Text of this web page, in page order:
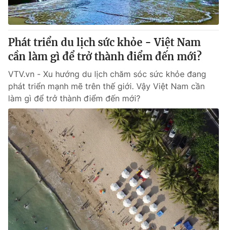
Phát triển du lịch sức khỏe - Việt Nam
cần làm gì để trở thành điểm đến mới?
VTV.vn - Xu hướng du lịch chăm sóc sức khỏe đang
phát triển mạnh mẽ trên thế giới. Vậy Việt Nam cần
làm gì để trở thành điểm đến mới?